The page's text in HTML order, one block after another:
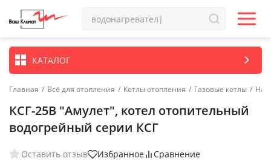
КАТАЛОГ
Главная / Всё для отопления / Котлы отопления / Газовые котлы /
КСГ-25В "Амулет", котел отопительный
водогрейный серии КСГ
Оставить отзыв Избранное Сравнение